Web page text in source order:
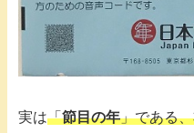
実は「節目の年」である、